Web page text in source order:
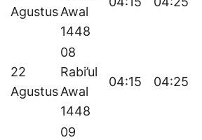
AgustusAwal
1448
22
Agustus
08
Rabi’ul
Awal
1448
04:15 04:25
09